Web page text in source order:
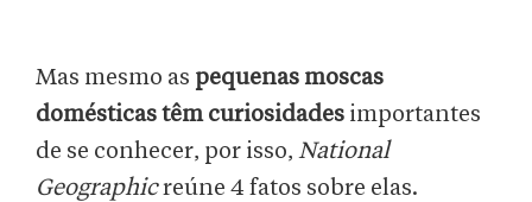
Mas mesmo as pequenas moscas
domésticas têm curiosidades importantes
de se conhecer, por isso, National
Geographicreúne 4 fatos sobre elas.